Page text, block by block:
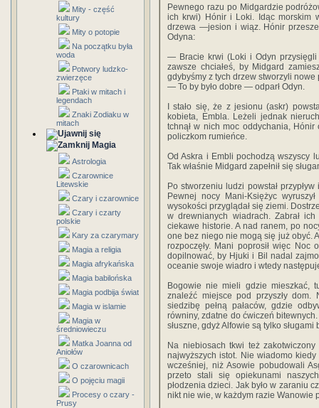
Mity - część
kultury
Mity o potopie
Na początku była
woda
Potwory ludzko-
zwierzęce
Ptaki w mitach i
legendach
Znaki Zodiaku w
mitach
Magia
Astrologia
Czarownice
Litewskie
Czary i czarownice
Czary i czarty
polskie
Kary za czarymary
Magia a religia
Magia afrykańska
Magia babilońska
Magia podbija świat
Magia w islamie
Magia w
średniowieczu
Matka Joanna od
Aniołów
O czarownicach
O pojęciu magii
Procesy o czary -
Prusy
Pewnego razu po Midgardzie
ich krwi) Hónir i Loki. Idąc morskim
drzewa —jesion i wiąz. Hónir
Odyna:
— Bracie krwi (Loki i Odyn przysięgli
zawsze chciałeś, by Midgard
gdybyśmy z tych drzew stworzyli nowe
— To by było dobre — odparł Odyn.
I stało się, że z jesionu (askr)
kobieta, Embla. Leżeli jednak
tchnął w nich moc oddychania,
policzkom rumieńce.
Od Askra i Embli pochodzą wszyscy
Tak właśnie Midgard zapełnił się
Po stworzeniu ludzi powstał
Pewnej nocy Mani-Księżyc
wysokości przyglądał się ziemi.
w drewnianych wiadrach. Zabrał
ciekawe historie. A nad ranem, po
one bez niego nie mogą się już obyć.
rozpoczęły. Mani poprosił więc Noc
dopilnować, by Hjuki i Bil nadal
oceanie swoje wiadro i wtedy
Bogowie nie mieli gdzie mieszkać,
znaleźć miejsce pod przyszły dom.
siedzibę pełną pałaców, gdzie
równiny, zdatne do ćwiczeń
słuszne, gdyż Alfowie są tylko sługami
Na niebiosach tkwi też
najwyższych istot. Nie wiadomo
wcześniej, niż Asowie pobudowali
przeto stali się opiekunami
płodzenia dzieci. Jak było w zaraniu
nikt nie wie, w każdym razie Wanowie